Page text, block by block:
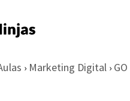
› Marketing Digital › GO